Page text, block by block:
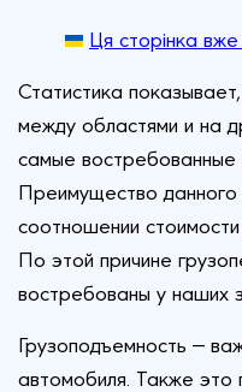
Ця сторінка
Статистика
между областями и на
самые востребованные
Преимущество
соотношении
По этой причине
востребованы у наших
Грузоподъемность —
автомобиля. Также это